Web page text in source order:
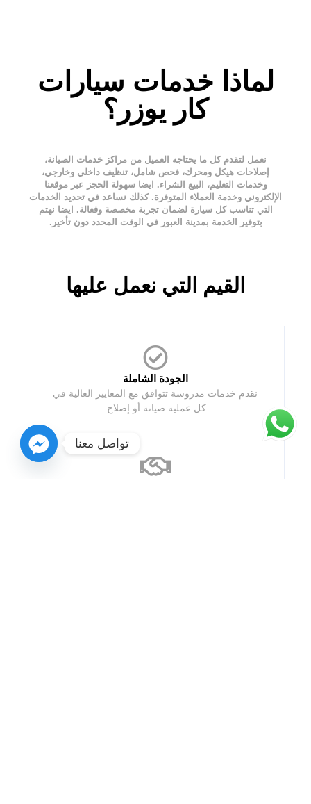
لماذا خدمات سيارات
كار يوزر؟
نعمل لتقدم كل ما يحتاجه العميل من مراكز خدمات الصيانة،
إصلاحات هيكل ومحرك، فحص شامل، تنظيف داخلي وخارجي،
وخدمات التعليم، البيع الشراء. ايضا سهولة الحجز عبر موقعنا
الإلكتروني وخدمة العملاء المتوفرة. كذلك نساعد في تحديد الخدمات
التي تناسب كل سيارة لضمان تجربة مخصصة وفعالة. ايضا نهتم
بتوفير الخدمة بمدينة العبور في الوقت المحدد دون تأخير.
القيم التي نعمل عليها
الجودة الشاملة
نقدم خدمات مدروسة تتوافق مع المعايير العالية في
كل عملية صيانة أو إصلاح.
تواصل معنا